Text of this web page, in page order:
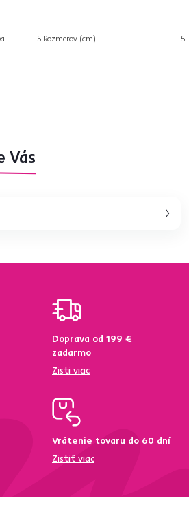
-
5 Rozmerov (cm) 5
Vás
Doprava od 199 €
zadarmo
Zisti viac
Vrátenie tovaru do 60 dní
Zistiť viac